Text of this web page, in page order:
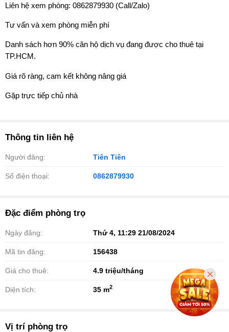
Liên hệ xem phòng: 0862879930 (Call/Zalo)
Tư vấn và xem phòng miễn phí
Danh sách hơn 90% căn hộ dịch vụ đang được cho thuê tại
TP.HCM.
Giá rõ ràng, cam kết không nâng giá
Gặp trực tiếp chủ nhà
Thông tin liên hệ
Người đăng: Tiên Tiên
Số điện thoại: 0862879930
Đặc điểm phòng trọ
Ngày đăng: Thứ 4, 11:29 21/08/2024
Mã tin đăng: 156438
Giá cho thuê: 4.9 triệu/tháng
Diện tích: 35 m2
Vị trí phòng trọ